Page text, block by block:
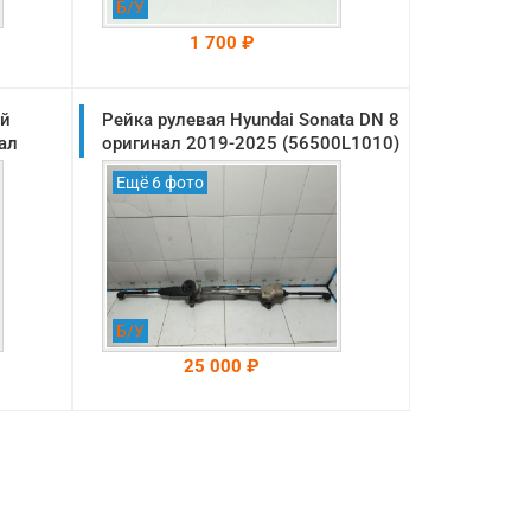
Б/У
1 700 ₽
На складе: Раменское
-->
Рейка рулевая Hyundai Sonata DN 8
оригинал 2019-2025 (56500L1010)
Ещё 6 фото
Б/У
25 000 ₽